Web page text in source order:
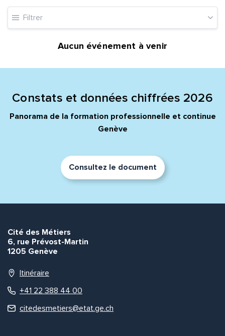
Filtrer
Aucun événement à venir
Constats et données chiffrées 2026
Panorama de la formation professionnelle et continue
Genève
Consultez le document
Cité des Métiers
6, rue Prévost-Martin
1205 Genève
Itinéraire
+41 22 388 44 00
citedesmetiers@etat.ge.ch
Prénom et nom*
Message*
Commentaire*